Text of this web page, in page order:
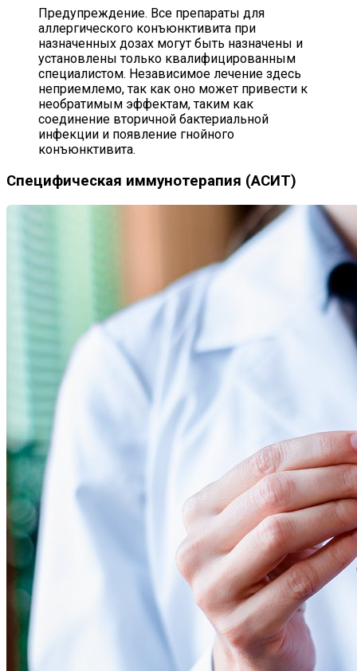
Предупреждение. Все препараты для
аллергического конъюнктивита при
назначенных дозах могут быть назначены и
установлены только квалифицированным
специалистом. Независимое лечение здесь
неприемлемо, так как оно может привести к
необратимым эффектам, таким как
соединение вторичной бактериальной
инфекции и появление гнойного
конъюнктивита.
Специфическая иммунотерапия (АСИТ)